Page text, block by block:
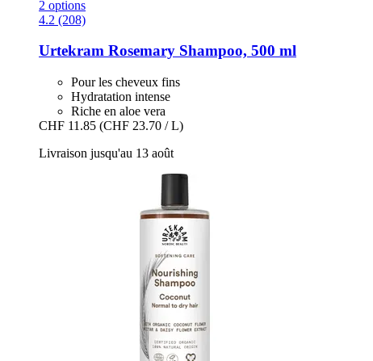
2 options
4.2 (208)
Urtekram Rosemary Shampoo, 500 ml
Pour les cheveux fins
Hydratation intense
Riche en aloe vera
CHF 11.85 (CHF 23.70 / L)
Livraison jusqu'au 13 août